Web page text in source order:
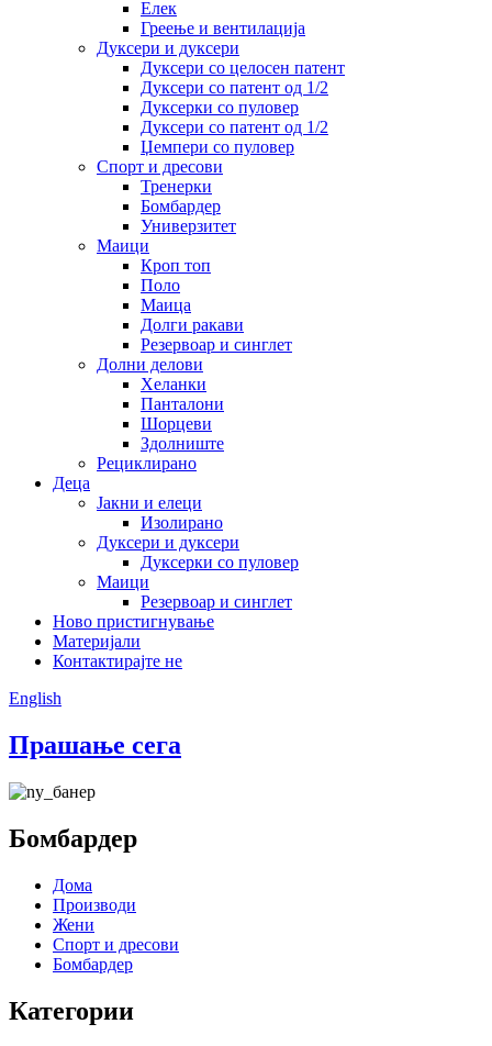
Елек
Греење и вентилација
Дуксери и дуксери
Дуксери со целосен патент
Дуксери со патент од 1/2
Дуксерки со пуловер
Дуксери со патент од 1/2
Џемпери со пуловер
Спорт и дресови
Тренерки
Бомбардер
Универзитет
Маици
Кроп топ
Поло
Маица
Долги ракави
Резервоар и синглет
Долни делови
Хеланки
Панталони
Шорцеви
Здолниште
Рециклирано
Деца
Јакни и елеци
Изолирано
Дуксери и дуксери
Дуксерки со пуловер
Маици
Резервоар и синглет
Ново пристигнување
Материјали
Контактирајте не
English
Прашање сега
Бомбардер
Дома
Производи
Жени
Спорт и дресови
Бомбардер
Категории